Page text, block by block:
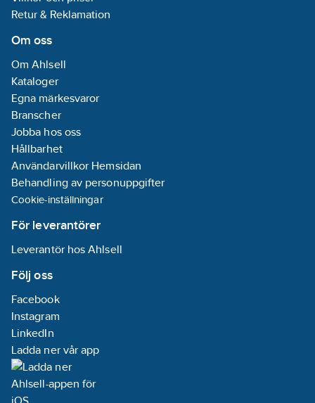
Retur & Reklamation
Om oss
Om Ahlsell
Kataloger
Egna märkesvaror
Branscher
Jobba hos oss
Hållbarhet
Användarvillkor Hemsidan
Behandling av personuppgifter
Cookie-inställningar
För leverantörer
Leverantör hos Ahlsell
Följ oss
Facebook
Instagram
LinkedIn
Ladda ner vår app